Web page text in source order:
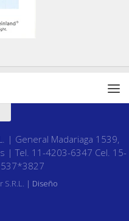
| General Madariaga 1539,
| Tel. 11-4203-6347 Cel. 15-
S.R.L. | Diseño